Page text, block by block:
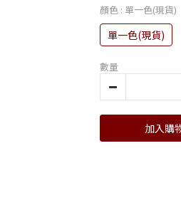
顏色 : 單一色(現貨)
單一色(現貨)
數量
加入購